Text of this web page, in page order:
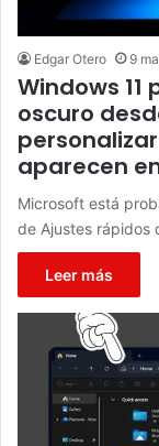
Edgar Otero 9
Windows
oscuro
aparecen
Microsoft está
de Ajustes rápidos
Leer más